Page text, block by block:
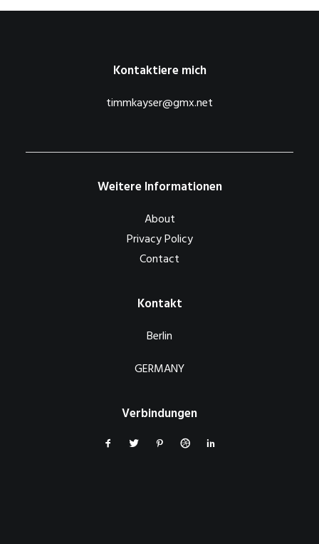
Kontaktiere mich
timmkayser@gmx.net
Weitere Informationen
About
Privacy Policy
Contact
Kontakt
Berlin
GERMANY
Verbindungen